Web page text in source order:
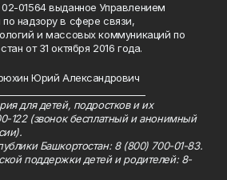
01564 выданное Управлением
надзору в сфере связи,
и массовых коммуникаций по
от 31 октября 2016 года.
Юрий Александрович
для детей, подростков и их
122 (звонок бесплатный и анонимный
Башкортостан: 8 (800) 700-01-83.
поддержки детей и родителей: 8-